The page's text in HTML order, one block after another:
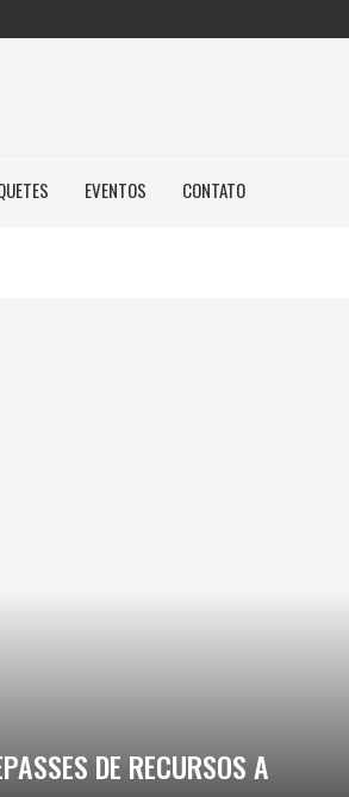
PÚBLICOS NAS...
EVENTOS CONTATO
DE RECURSOS A